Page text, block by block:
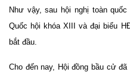
Như vậy, sau hội nghị toàn
Quốc hội khóa XIII và đại biểu
bắt đầu.
Cho đến nay, Hội đồng bầu cử